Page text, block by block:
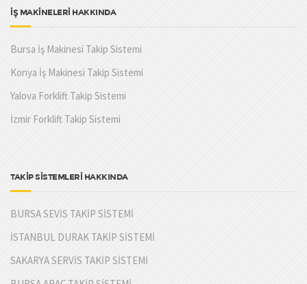
İŞ MAKİNELERİ HAKKINDA
Bursa İş Makinesi Takip Sistemi
Konya İş Makinesi Takip Sistemi
Yalova Forklift Takip Sistemi
İzmir Forklift Takip Sistemi
TAKİP SİSTEMLERİ HAKKINDA
BURSA SEVİS TAKİP SİSTEMİ
İSTANBUL DURAK TAKİP SİSTEMİ
SAKARYA SERVİS TAKİP SİSTEMİ